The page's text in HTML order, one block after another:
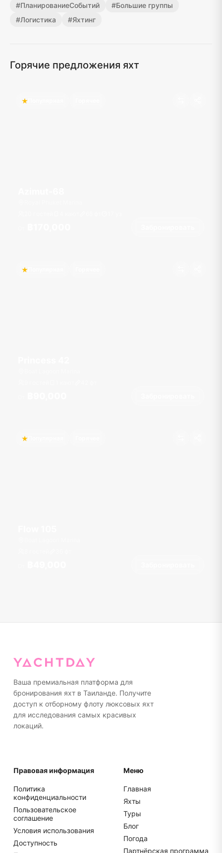
#ПланированиеСобытий #Большие группы
#Логистика #Яхтинг
Горячие предложения яхт
Ваша премиальная платформа для
бронирования яхт в Таиланде. Получите
доступ к отборному флоту люксовых яхт
для исследования самых красивых
локаций.
Правовая информация
Политика
конфиденциальности
Пользовательское
соглашение
Условия использования
Доступность
Меню
Главная
Яхты
Туры
Блог
Погода
Партнёрская программа